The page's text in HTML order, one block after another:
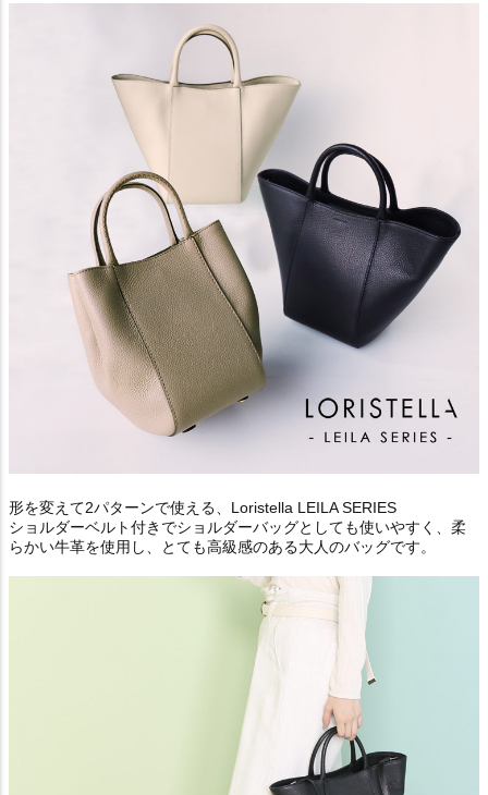
形を変えて2パターンで使える、Loristella LEILA SERIES
ショルダーベルト付きでショルダーバッグとしても使いやすく、柔
らかい牛革を使用し、とても高級感のある大人のバッグです。